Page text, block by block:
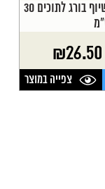
ציפור הזהב מקל שיוף בורג לתוכים 30
₪26.50
צפייה במוצר